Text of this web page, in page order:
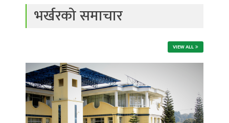
भर्खरको समाचार
VIEW ALL